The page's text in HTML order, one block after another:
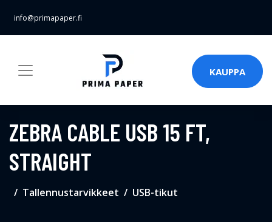
info@primapaper.fi
KAUPPA
ZEBRA CABLE USB 15 FT,
STRAIGHT
Tallennustarvikkeet USB-tikut